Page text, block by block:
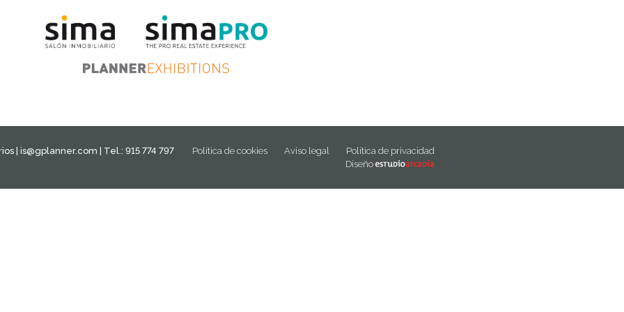
| is@gplanner.com | Tel.: 915 774 797 Política de cookies Aviso legal
Política de privacidad
Diseño